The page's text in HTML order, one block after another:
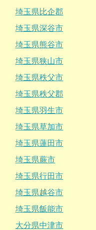
埼玉県比企郡
埼玉県深谷市
埼玉県熊谷市
埼玉県狭山市
埼玉県秩父市
埼玉県秩父郡
埼玉県羽生市
埼玉県草加市
埼玉県蓮田市
埼玉県蕨市
埼玉県行田市
埼玉県越谷市
埼玉県飯能市
大分県中津市